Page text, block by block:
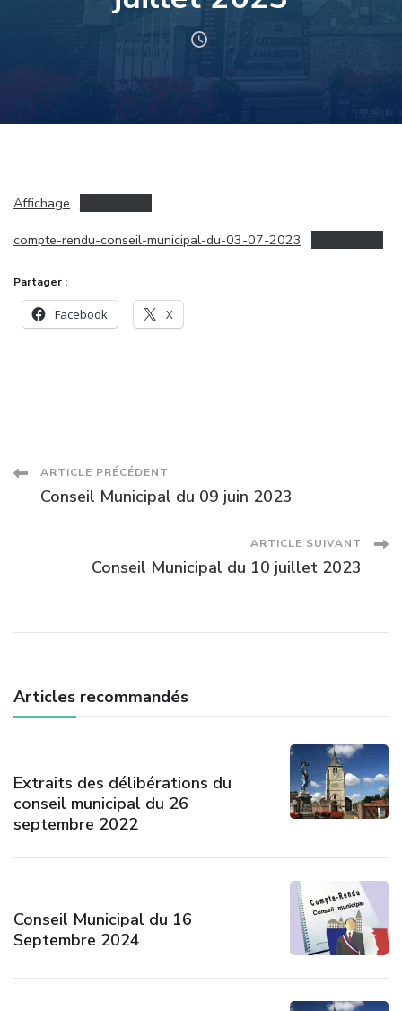
Affichage
compte-rendu-conseil-municipal-du-03-07-2023
Partager :
Facebook X
Navigation
articles
ARTICLE PRÉCÉDENT
Conseil Municipal du 09 juin 2023
ARTICLE SUIVANT
Conseil Municipal du 10 juillet 2023
Articles recommandés
Extraits des délibérations du
conseil municipal du 26
septembre 2022
Conseil Municipal du 16
Septembre 2024